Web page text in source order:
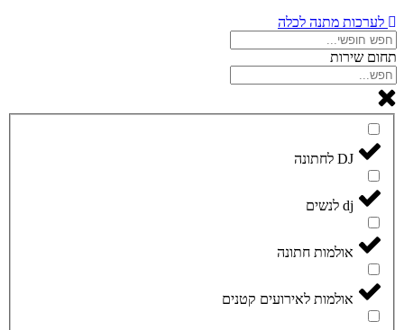
לערכות מתנה לכלה
תחום שירות
DJ לחתונה
dj לנשים
אולמות חתונה
אולמות לאירועים קטנים